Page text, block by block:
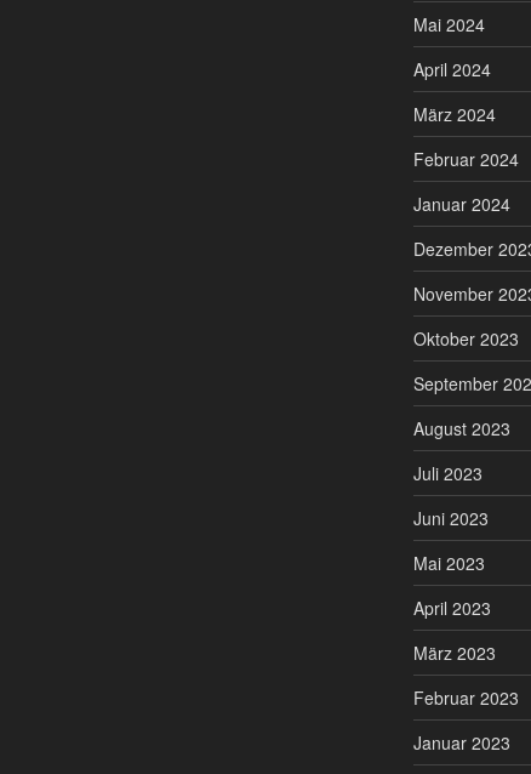
Mai 2024
April 2024
März 2024
Februar 2024
Januar 2024
Dezember
November
Oktober 2023
September
August 2023
Juli 2023
Juni 2023
Mai 2023
April 2023
März 2023
Februar 2023
Januar 2023